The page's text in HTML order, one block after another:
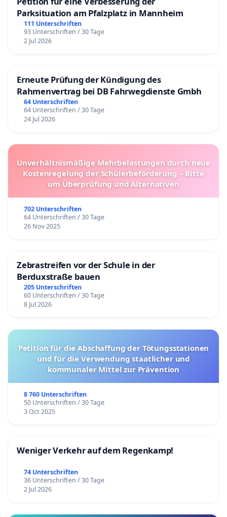
Parksituation am Pfalzplatz in Mannheim
111 Unterschriften
93 Unterschriften / 30 Tage
2 Jul 2026
Erneute Prüfung der Kündigung des
Rahmenvertrag bei DB Fahrwegdienste Gmbh
64 Unterschriften
64 Unterschriften / 30 Tage
24 Jul 2026
Unverhältnismäßige Mehrbelastungen durch neue
Kostenregelung der Schülerbeförderung – Bitte
um Überprüfung und Alternativen
702 Unterschriften
64 Unterschriften / 30 Tage
26 Nov 2025
Zebrastreifen vor der Schule in der
Berduxstraße bauen
205 Unterschriften
60 Unterschriften / 30 Tage
8 Jul 2026
Petition für die Abschaffung der Tötungsstationen
und für die Verwendung staatlicher und
kommunaler Mittel zur Prävention
8 760 Unterschriften
50 Unterschriften / 30 Tage
3 Oct 2025
Weniger Verkehr auf dem Regenkamp!
74 Unterschriften
36 Unterschriften / 30 Tage
2 Jul 2026